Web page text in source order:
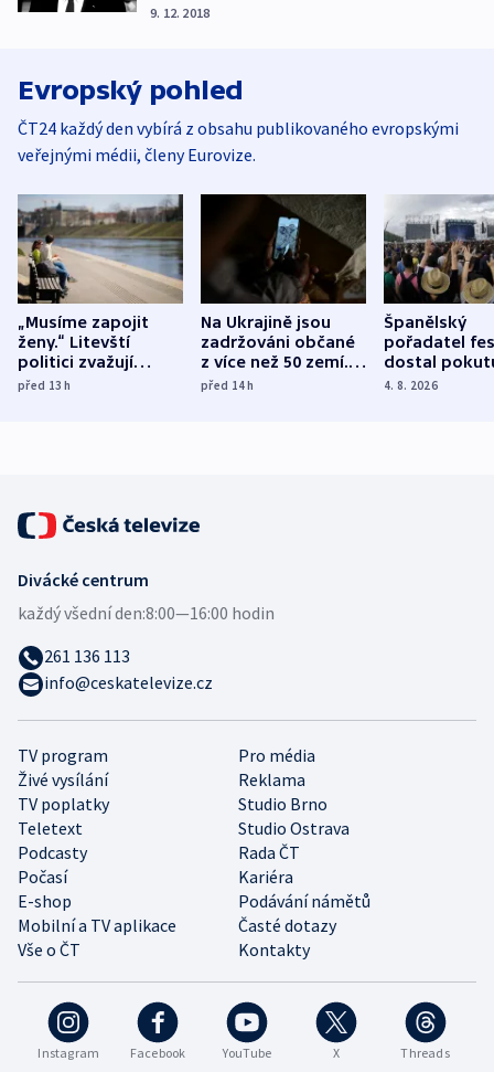
9. 12. 2018
Evropský pohled
ČT24 každý den vybírá z obsahu publikovaného evropskými
veřejnými médii, členy Eurovize.
„Musíme zapojit
ženy.“ Litevští
politici zvažují
dohodu o
před 13h
Na Ukrajině jsou
zadržováni občané
z více než 50 zemí.
Bojovali na straně
před 14h
Španělský
pořadatel
dostal
nekalé
4. 8. 2026
Instagram Facebook YouTube X Threads
TV program
Pro média
Živé vysílání
Reklama
TV poplatky
Studio Brno
Teletext
Studio Ostrava
Podcasty
Rada ČT
Počasí
Kariéra
E-shop
Podávání námětů
Mobilní a TV aplikace
Časté dotazy
Vše o ČT
Kontakty
Divácké centrum
každý všední den:8:00—16:00 hodin
261 136 113
info@ceskatelevize.cz